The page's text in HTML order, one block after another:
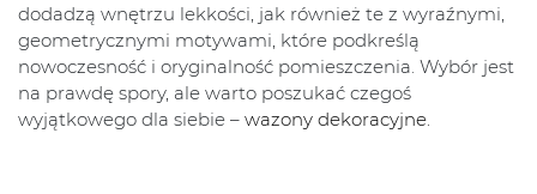
dodadzą wnętrzu lekkości, jak również te z wyraźnymi,
geometrycznymi motywami, które podkreślą
nowoczesność i oryginalność pomieszczenia. Wybór jest
na prawdę spory, ale warto poszukać czegoś
wyjątkowego dla siebie – wazony dekoracyjne.